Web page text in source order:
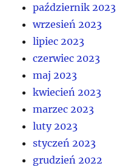
październik 2023
wrzesień 2023
lipiec 2023
czerwiec 2023
maj 2023
kwiecień 2023
marzec 2023
luty 2023
styczeń 2023
grudzień 2022